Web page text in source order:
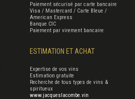
Paiement sécurisé par carte bancaire
Visa / Mastercard / Carte Bleue /
American Express
Banque CIC
Paiement par virement bancaire
ESTIMATION ET ACHAT
Expertise de vos vins
Estimation gratuite
Recherche de tous types de vins &
spiritueux
www.jacqueslacombe.vin